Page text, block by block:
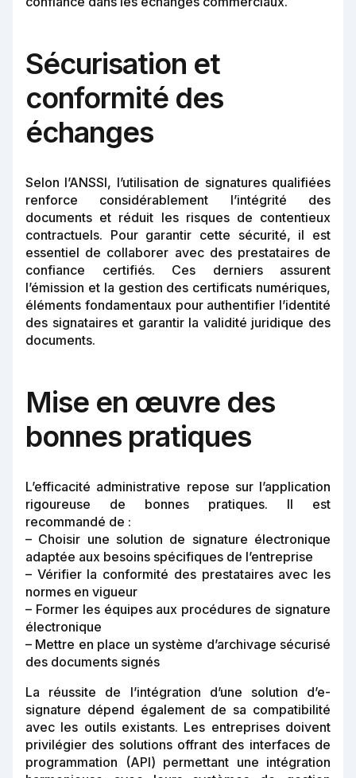
Sécurisation et
conformité des
échanges
Selon l’ANSSI, l’utilisation de signatures qualifiées
renforce considérablement l’intégrité des
documents et réduit les risques de contentieux
contractuels. Pour garantir cette sécurité, il est
essentiel de collaborer avec des prestataires de
confiance certifiés. Ces derniers assurent
l’émission et la gestion des certificats numériques,
éléments fondamentaux pour authentifier l’identité
des signataires et garantir la validité juridique des
documents.
Mise en œuvre des
bonnes pratiques
L’efficacité administrative repose sur l’application
rigoureuse de bonnes pratiques. Il est
recommandé de :
– Choisir une solution de signature électronique
adaptée aux besoins spécifiques de l’entreprise
– Vérifier la conformité des prestataires avec les
normes en vigueur
– Former les équipes aux procédures de signature
électronique
– Mettre en place un système d’archivage sécurisé
des documents signés
La réussite de l’intégration d’une solution d’e-
signature dépend également de sa compatibilité
avec les outils existants. Les entreprises doivent
privilégier des solutions offrant des interfaces de
programmation (API) permettant une intégration